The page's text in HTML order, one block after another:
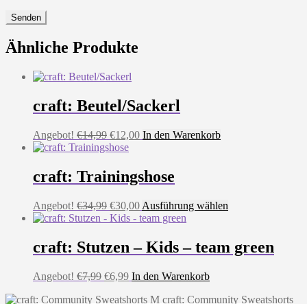
Ähnliche Produkte
craft: Beutel/Sackerl
Angebot! €14,99 Ursprünglicher
Preis
€14,99
€12,00Aktueller
€12,00.
In den Warenkorb
craft: Trainingshose
Angebot! €34,99 Ursprünglicher
Preis
€30,00Aktueller
Preis
€30,00.
Ausführung wählen
mehrere
Varianten
craft: Stutzen – Kids – team green
Angebot! €7,99 Ursprünglicher
war:
€6,99Aktueller
ist:
In den Warenkorb
craft: Community Sweatshorts